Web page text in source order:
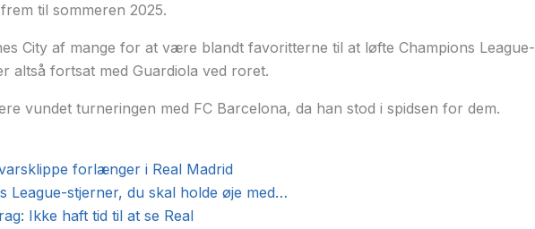
til sommeren 2025.
City af mange for at være blandt favoritterne til at løfte Champions League-
altså fortsat med Guardiola ved roret.
vundet turneringen med FC Barcelona, da han stod i spidsen for dem.
forlænger i Real Madrid
League-stjerner, du skal holde øje med…
Ikke haft tid til at se Real